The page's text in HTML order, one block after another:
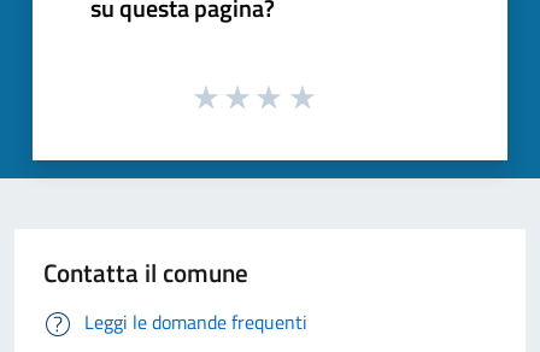
Contatta il comune
Leggi le domande frequenti